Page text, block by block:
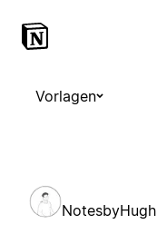
Vorlagen
NotesbyHugh